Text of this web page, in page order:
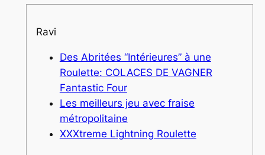
Ravi
Des Abritées “Intérieures” à une
Roulette: COLACES DE VAGNER
Fantastic Four
Les meilleurs jeu avec fraise
métropolitaine
XXXtreme Lightning Roulette